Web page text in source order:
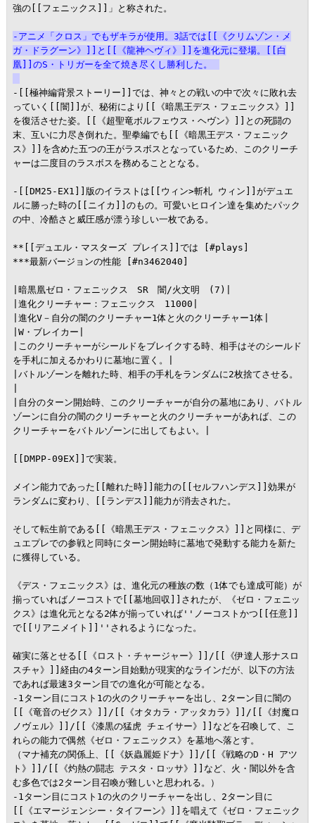
強の[[フェニックス]]」と称された。
-アニメ「クロス」でもザキラが使用。3話では[[《クリムゾン・メ
ガ・ドラグーン》]]と[[《龍神ヘヴィ》]]を進化元に登場。[[白
凰]]のS・トリガーを全て焼き尽くし勝利した。
-[[極神編背景ストーリー]]では、神々との戦いの中で次々に敗れ去
っていく[[闇]]が、秘術により[[《暗黒王デス・フェニックス》]]
を復活させた姿。[[《超聖竜ボルフェウス・ヘヴン》]]との死闘の
末、互いに力尽き倒れた。聖拳編でも[[《暗黒王デス・フェニック
ス》]]を含めた五つの王がラスボスとなっているため、このクリーチ
ャーは二度目のラスボスを務めることとなる。
-[[DM25-EX1]]版のイラストは[[ウィン>斬札 ウィン]]がデュエ
ルに勝った時の[[ニイカ]]のもの。可愛いヒロイン達を集めたパック
の中、冷酷さと威圧感が漂う珍しい一枚である。
**[[デュエル・マスターズ プレイス]]では [#plays]
***最新バージョンの性能 [#n3462040]
|暗黒凰ゼロ・フェニックス　SR　闇/火文明　(7)|
|進化クリーチャー：フェニックス　11000|
|進化V－自分の闇のクリーチャー1体と火のクリーチャー1体|
|W・ブレイカー|
|このクリーチャーがシールドをブレイクする時、相手はそのシールド
を手札に加えるかわりに墓地に置く。|
|バトルゾーンを離れた時、相手の手札をランダムに2枚捨てさせる。
|自分のターン開始時、このクリーチャーが自分の墓地にあり、バトル
ゾーンに自分の闇のクリーチャーと火のクリーチャーがあれば、この
クリーチャーをバトルゾーンに出してもよい。|
[[DMPP-09EX]]で実装。
メイン能力であった[[離れた時]]能力の[[セルフハンデス]]効果が
ランダムに変わり、[[ランデス]]能力が消去された。
そして転生前である[[《暗黒王デス・フェニックス》]]と同様に、デ
ュエプレでの参戦と同時にターン開始時に墓地で発動する能力を新た
に獲得している。
《デス・フェニックス》は、進化元の種族の数（1体でも達成可能）が
揃っていればノーコストで[[墓地回収]]されたが、《ゼロ・フェニッ
クス》は進化元となる2体が揃っていれば''ノーコストかつ[[任意]]
で[[リアニメイト]]''されるようになった。
確実に落とせる[[《ロスト・チャージャー》]]/[[《伊達人形ナスロ
スチャ》]]経由の4ターン目始動が現実的なラインだが、以下の方法
であれば最速3ターン目での進化が可能となる。
-1ターン目にコスト1の火のクリーチャーを出し、2ターン目に闇の
[[《竜音のゼクス》]]/[[《オタカラ・アッタカラ》]]/[[《封魔ロ
ノヴェル》]]/[[《漆黒の猛虎 チェイサー》]]などを召喚して、こ
れらの能力で偶然《ゼロ・フェニックス》を墓地へ落とす。
（マナ補充の関係上、[[《妖蟲麗姫ドナ》]]/[[《戦略のD・H アツ
ト》]]/[[《灼熱の闘志 テスタ・ロッサ》]]など、火・闇以外を含
む多色では2ターン目召喚が難しいと思われる。）
-1ターン目にコスト1の火のクリーチャーを出し、2ターン目に
[[《エマージェンシー・タイフーン》]]を唱えて《ゼロ・フェニック